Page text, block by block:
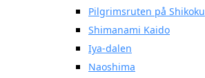
Pilgrimsruten på Shikoku
Shimanami Kaido
Iya-dalen
Naoshima